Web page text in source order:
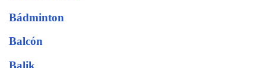
Bádminton
Balcón
Balik